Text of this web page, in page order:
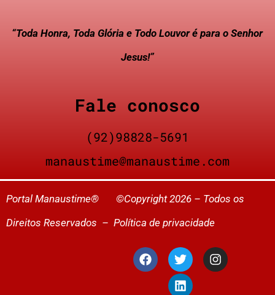
“Toda Honra, Toda Glória e Todo Louvor é para o Senhor
Jesus!”
Fale conosco
(92)98828-5691
manaustime@manaustime.com
Portal Manaustime® ©Copyright 2026 – Todos os
Direitos Reservados – Política de privacidade